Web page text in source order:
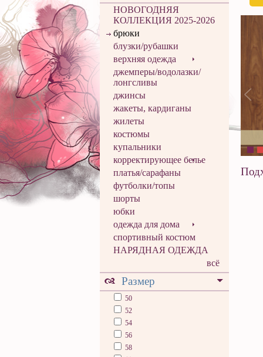
НОВОГОДНЯЯ
КОЛЛЕКЦИЯ 2025-2026
брюки
блузки/рубашки
верхняя одежда
джемперы/водолазки/
лонгсливы
джинсы
жакеты, кардиганы
жилеты
костюмы
купальники
корректирующее белье
платья/сарафаны
футболки/топы
шорты
юбки
одежда для дома
спортивный костюм
НАРЯДНАЯ ОДЕЖДА
всё
Размер
50
52
54
56
58